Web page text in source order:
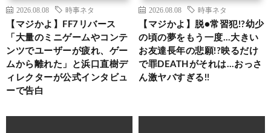
2026.08.08 時事ネタ
【マジかよ】FF7リバース
「大量のミニゲームやコンテ
ンツでユーザーが疲れ、ゲー
ムから離れた」と浜口直樹デ
ィレクターが公式インタビュ
ーで告白
2026.08.08 時事ネタ
【マジかよ】脱●常習犯!?幼少
の頃の夢をもう一度…大きい
お友達長年の悲願!?映るだけ
で罪DEATHがそれは…おっさ
ん激ヤバすぎる!!